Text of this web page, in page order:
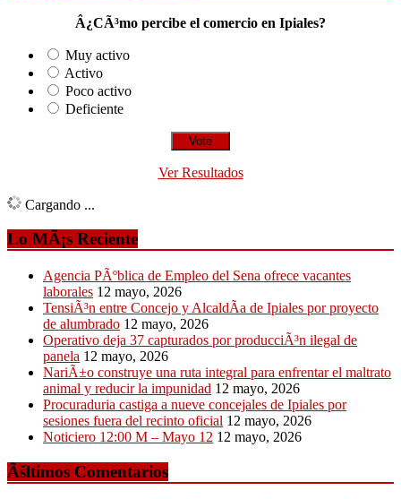
Â¿CÃ³mo percibe el comercio en Ipiales?
Muy activo
Activo
Poco activo
Deficiente
Ver Resultados
Cargando ...
Lo MÃ¡s Reciente
Agencia PÃºblica de Empleo del Sena ofrece vacantes
laborales 12 mayo, 2026
TensiÃ³n entre Concejo y AlcaldÃ­a de Ipiales por proyecto
de alumbrado 12 mayo, 2026
Operativo deja 37 capturados por producciÃ³n ilegal de
panela 12 mayo, 2026
NariÃ±o construye una ruta integral para enfrentar el maltrato
animal y reducir la impunidad 12 mayo, 2026
Procuraduria castiga a nueve concejales de Ipiales por
sesiones fuera del recinto oficial 12 mayo, 2026
Noticiero 12:00 M – Mayo 12 12 mayo, 2026
Ãšltimos Comentarios